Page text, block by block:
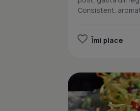
Consistent,
Îmi place